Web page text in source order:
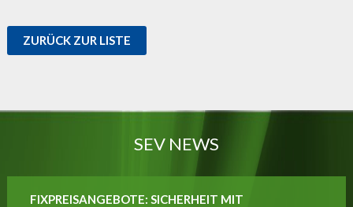
ZURÜCK ZUR LISTE
SEV NEWS
FIXPREISANGEBOTE: SICHERHEIT MIT